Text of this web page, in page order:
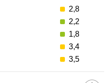
2,8
2,2
1,8
3,4
3,5